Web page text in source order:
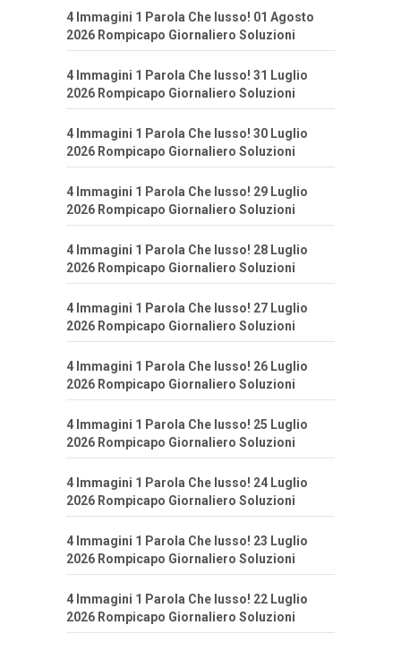
4 Immagini 1 Parola Che lusso! 01 Agosto
2026 Rompicapo Giornaliero Soluzioni
4 Immagini 1 Parola Che lusso! 31 Luglio
2026 Rompicapo Giornaliero Soluzioni
4 Immagini 1 Parola Che lusso! 30 Luglio
2026 Rompicapo Giornaliero Soluzioni
4 Immagini 1 Parola Che lusso! 29 Luglio
2026 Rompicapo Giornaliero Soluzioni
4 Immagini 1 Parola Che lusso! 28 Luglio
2026 Rompicapo Giornaliero Soluzioni
4 Immagini 1 Parola Che lusso! 27 Luglio
2026 Rompicapo Giornaliero Soluzioni
4 Immagini 1 Parola Che lusso! 26 Luglio
2026 Rompicapo Giornaliero Soluzioni
4 Immagini 1 Parola Che lusso! 25 Luglio
2026 Rompicapo Giornaliero Soluzioni
4 Immagini 1 Parola Che lusso! 24 Luglio
2026 Rompicapo Giornaliero Soluzioni
4 Immagini 1 Parola Che lusso! 23 Luglio
2026 Rompicapo Giornaliero Soluzioni
4 Immagini 1 Parola Che lusso! 22 Luglio
2026 Rompicapo Giornaliero Soluzioni